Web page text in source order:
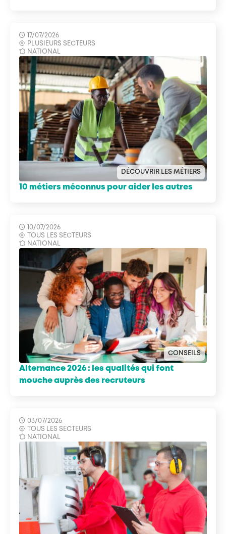
17/07/2026
PLUSIEURS SECTEURS
NATIONAL
DÉCOUVRIR LES MÉTIERS
10 métiers méconnus pour aider les autres
10/07/2026
TOUS LES SECTEURS
NATIONAL
CONSEILS
Alternance 2026 : les qualités qui font
mouche auprès des recruteurs
03/07/2026
TOUS LES SECTEURS
NATIONAL